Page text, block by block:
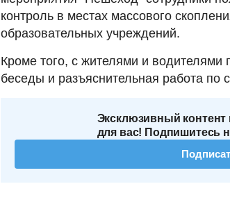
контроль в местах массового
образовательных учреждений.
Кроме того, с жителями и водителями
беседы и разъяснительная работа
Эксклюзивный контент
для вас! Подпишитесь